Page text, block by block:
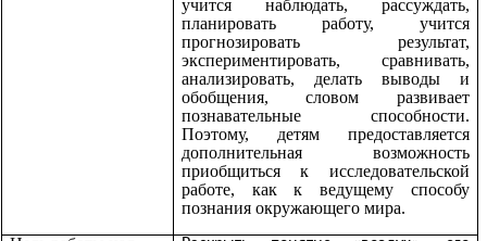
учится наблюдать, рассуждать,
планировать работу, учится
прогнозировать результат,
экспериментировать, сравнивать,
анализировать, делать выводы и
обобщения, словом развивает
познавательные способности.
Поэтому, детям предоставляется
дополнительная возможность
приобщиться к исследовательской
работе, как к ведущему способу
познания окружающего мира.